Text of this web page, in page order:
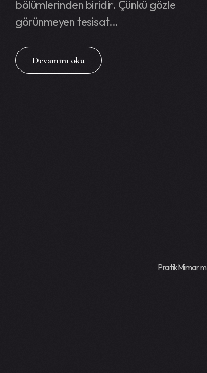
bölümlerinden biridir. Çünkü gözle
görünmeyen tesisat…
Devamını oku
PratikMimar